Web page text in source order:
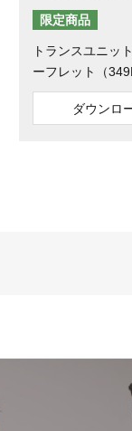
限定商品
トランスユニッ
ーフレット（
ダウンロ